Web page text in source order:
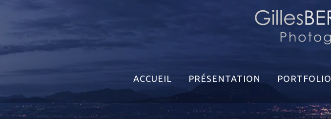
ACCUEIL PRÉSENTATION PORTFOLIO